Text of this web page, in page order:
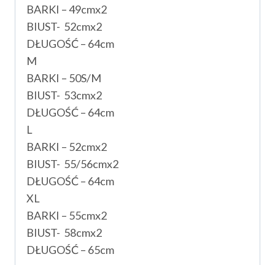
BARKI – 49cmx2
BIUST- 52cmx2
DŁUGOŚĆ – 64cm
M
BARKI – 50S/M
BIUST- 53cmx2
DŁUGOŚĆ – 64cm
L
BARKI – 52cmx2
BIUST- 55/56cmx2
DŁUGOŚĆ – 64cm
XL
BARKI – 55cmx2
BIUST- 58cmx2
DŁUGOŚĆ – 65cm